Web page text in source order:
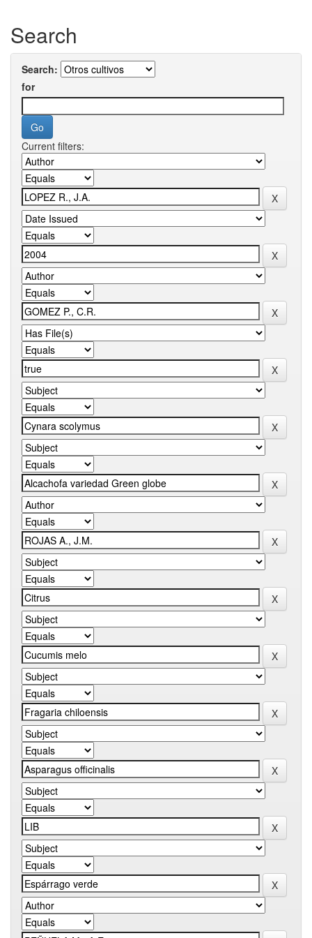
Search
Search:
for
Current filters: